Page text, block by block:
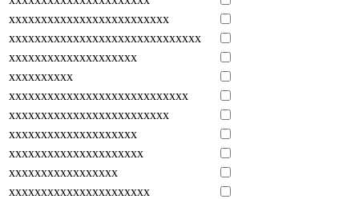
xxxxxxxxxxxxxxxxxxxxxxxxx
xxxxxxxxxxxxxxxxxxxxxxxxxxxxxx
xxxxxxxxxxxxxxxxxxxx
xxxxxxxxxx
xxxxxxxxxxxxxxxxxxxxxxxxxxxx
xxxxxxxxxxxxxxxxxxxxxxxxx
xxxxxxxxxxxxxxxxxxxx
xxxxxxxxxxxxxxxxxxxxx
xxxxxxxxxxxxxxxxx
xxxxxxxxxxxxxxxxxxxxxx